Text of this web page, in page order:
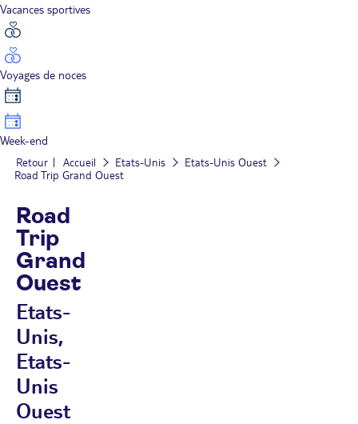
Vacances sportives
Voyages de noces
Week-end
Retour Accueil Etats-Unis
Etats-Unis Ouest
Road Trip Grand Ouest
Road
Trip
Grand
Ouest
Etats-
Unis,
Etats-
Unis
Ouest